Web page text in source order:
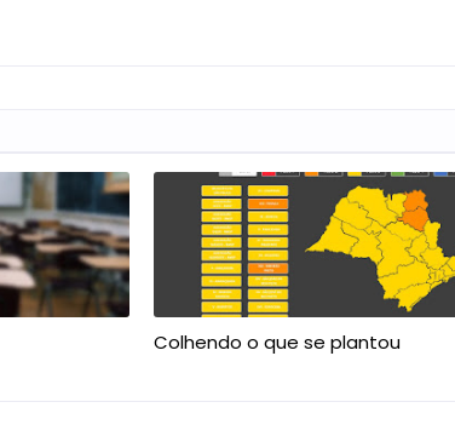
Colhendo o que se plantou